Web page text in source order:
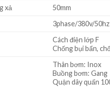
xả
50mm
3phase/380v/50hz
Cách điện lớp F
Chống bụi bẩn,
Thân bơm: Inox
Buồng bơm: Gang
Quận dây quấn